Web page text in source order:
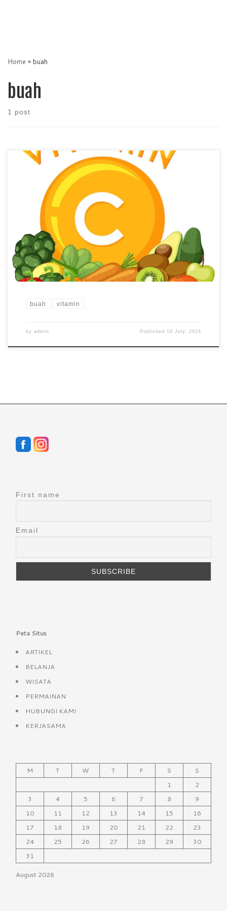
Home » buah
buah
1 post
Mengkonsumsi buah setiap hari akan mempunyai banyak manfaat
baik bagi tubuh terutama memanfaatkan kandungan vitamin yang
terdapat pada buah tersebut. Selain rasanya yang enak dan segar,
untuk mengkonsumsi serta mendapatkan buah juga sangat
mudah. Buah dapat meningkatkan serta menambah daya tahan
tubuh dan juga dapat meningkatkan beberapa organ tubuh agar
[…]
buah vitamin
by admin Published 10 July, 2024
First name
Email
Peta Situs
ARTIKEL
BELANJA
WISATA
PERMAINAN
HUBUNGI KAMI
KERJASAMA
August 2026
M T W T F S
S
1
2
3
4 5 6 7 8
9
10
11 12 13 14 15
16
17
18 19 20 21 22
23
24
25 26 27 28 29
30
31